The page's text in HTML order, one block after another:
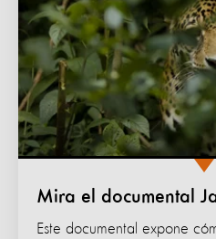
Mira el documental
Este documental expone